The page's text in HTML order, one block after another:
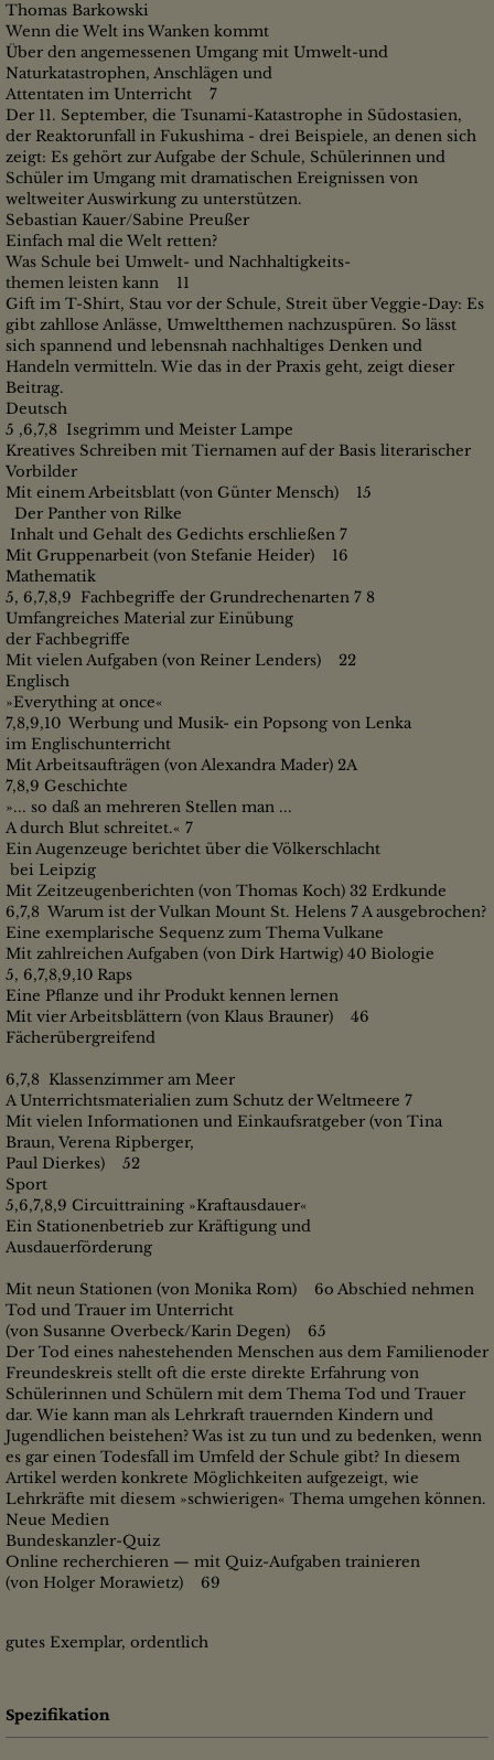
Thomas Barkowski
Wenn die Welt ins Wanken kommt
Über den angemessenen Umgang mit Umwelt-und
Naturkatastrophen, Anschlägen und
Attentaten im Unterricht 7
Der 11. September, die Tsunami-Katastrophe in Südostasien,
der Reaktorunfall in Fukushima - drei Beispiele, an denen sich
zeigt: Es gehört zur Aufgabe der Schule, Schülerinnen und
Schüler im Umgang mit dramatischen Ereignissen von
weltweiter Auswirkung zu unterstützen.
Sebastian Kauer/Sabine Preußer
Einfach mal die Welt retten?
Was Schule bei Umwelt- und Nachhaltigkeits-
themen leisten kann 11
Gift im T-Shirt, Stau vor der Schule, Streit über Veggie-Day: Es
gibt zahllose Anlässe, Umweltthemen nachzuspüren. So lässt
sich spannend und lebensnah nachhaltiges Denken und
Handeln vermitteln. Wie das in der Praxis geht, zeigt dieser
Beitrag.
Deutsch
5 ,6,7,8 Isegrimm und Meister Lampe
Kreatives Schreiben mit Tiernamen auf der Basis literarischer
Vorbilder
Mit einem Arbeitsblatt (von Günter Mensch) 15
Der Panther von Rilke
Inhalt und Gehalt des Gedichts erschließen 7
Mit Gruppenarbeit (von Stefanie Heider) 16
Mathematik
5, 6,7,8,9 Fachbegriffe der Grundrechenarten 7 8
Umfangreiches Material zur Einübung
der Fachbegriffe
Mit vielen Aufgaben (von Reiner Lenders) 22
Englisch
»Everything at once«
7,8,9,10 Werbung und Musik- ein Popsong von Lenka
im Englischunterricht
Mit Arbeitsaufträgen (von Alexandra Mader) 2A
7,8,9 Geschichte
»... so daß an mehreren Stellen man ...
A durch Blut schreitet.« 7
Ein Augenzeuge berichtet über die Völkerschlacht
bei Leipzig
Mit Zeitzeugenberichten (von Thomas Koch) 32 Erdkunde
6,7,8 Warum ist der Vulkan Mount St. Helens 7 A ausgebrochen?
Eine exemplarische Sequenz zum Thema Vulkane
Mit zahlreichen Aufgaben (von Dirk Hartwig) 40 Biologie
5, 6,7,8,9,10 Raps
Eine Pflanze und ihr Produkt kennen lernen
Mit vier Arbeitsblättern (von Klaus Brauner) 46
Fächerübergreifend
6,7,8 Klassenzimmer am Meer
A Unterrichtsmaterialien zum Schutz der Weltmeere 7
Mit vielen Informationen und Einkaufsratgeber (von Tina
Braun, Verena Ripberger,
Paul Dierkes) 52
Sport
5,6,7,8,9 Circuittraining »Kraftausdauer«
Ein Stationenbetrieb zur Kräftigung und
Ausdauerförderung
Mit neun Stationen (von Monika Rom) 6o Abschied nehmen
Tod und Trauer im Unterricht
(von Susanne Overbeck/Karin Degen) 65
Der Tod eines nahestehenden Menschen aus dem Familienoder
Freundeskreis stellt oft die erste direkte Erfahrung von
Schülerinnen und Schülern mit dem Thema Tod und Trauer
dar. Wie kann man als Lehrkraft trauernden Kindern und
Jugendlichen beistehen? Was ist zu tun und zu bedenken, wenn
es gar einen Todesfall im Umfeld der Schule gibt? In diesem
Artikel werden konkrete Möglichkeiten aufgezeigt, wie
Lehrkräfte mit diesem »schwierigen« Thema umgehen können.
Neue Medien
Bundeskanzler-Quiz
Online recherchieren — mit Quiz-Aufgaben trainieren
(von Holger Morawietz) 69
gutes Exemplar, ordentlich
Spezifikation